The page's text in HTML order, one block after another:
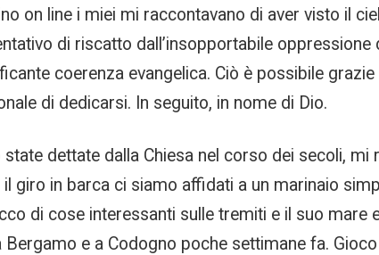
on line i miei mi raccontavano di aver visto il
di riscatto dall’insopportabile
coerenza evangelica. Ciò è possibile
di dedicarsi. In seguito, in nome di Dio.
dettate dalla Chiesa nel corso dei secoli,
giro in barca ci siamo affidati a un marinaio
di cose interessanti sulle tremiti e il suo mare
e a Codogno poche settimane fa.